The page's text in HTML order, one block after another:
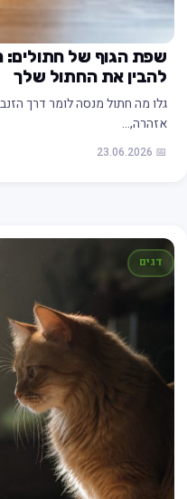
שפת הגוף של חתולים:
להבין את החתול שלך
גלו מה חתול מנסה לומר דרך
אזהרה,…
📅 23.06.2026
דגים